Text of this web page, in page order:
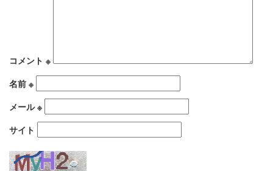
コメント ※
名前 ※
メール※
サイト